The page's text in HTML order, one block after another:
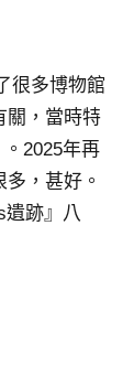
很多博物館
關，當時特
2025年再
，甚好。
遺跡』八